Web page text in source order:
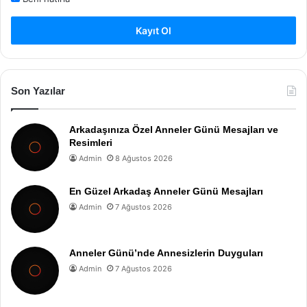
Kayıt Ol
Son Yazılar
Arkadaşınıza Özel Anneler Günü Mesajları ve
Resimleri
Admin 8 Ağustos 2026
En Güzel Arkadaş Anneler Günü Mesajları
Admin 7 Ağustos 2026
Anneler Günü’nde Annesizlerin Duyguları
Admin 7 Ağustos 2026